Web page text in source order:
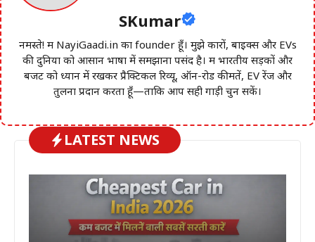
SKumar
नमस्ते! मैं NayiGaadi.in का founder हूँ। मुझे कारों, बाइक्स और EVs
की दुनिया को आसान भाषा में समझाना पसंद है। मैं भारतीय सड़कों और
बजट को ध्यान में रखकर प्रैक्टिकल रिव्यू, ऑन-रोड कीमतें, EV रेंज और
तुलना प्रदान करता हूँ—ताकि आप सही गाड़ी चुन सकें।
LATEST NEWS